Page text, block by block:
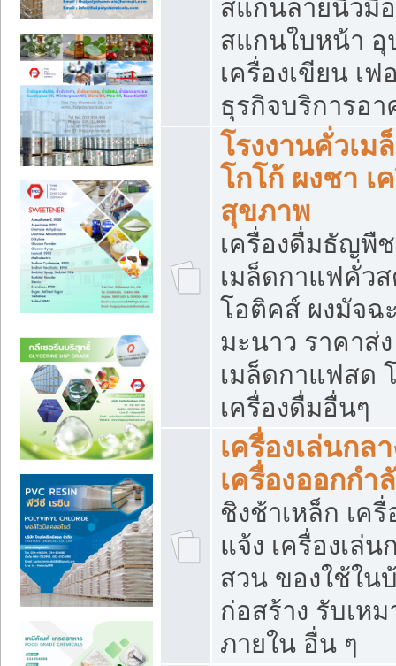
สแกนลายนิ้วมื
สแกนใบหน้า
เครื่องเขียน เ
ธุรกิจบริการอ
โรงงานคั่วเม
โกโก้ ผงชา เ
สุขภาพ
เครื่องดื่มธัญพื
เมล็ดกาแฟคั่ว
โอติคส์ ผงมัจฉ
มะนาว ราคาส่
เมล็ดกาแฟสด
เครื่องดื่มอื่นๆ
เครื่องเล่นกล
เครื่องออกกำ
ชิงช้าเหล็ก เค
แจ้ง เครื่องเล่น
สวน ของใช้ใน
ก่อสร้าง รับเห
ภายใน อื่น ๆ